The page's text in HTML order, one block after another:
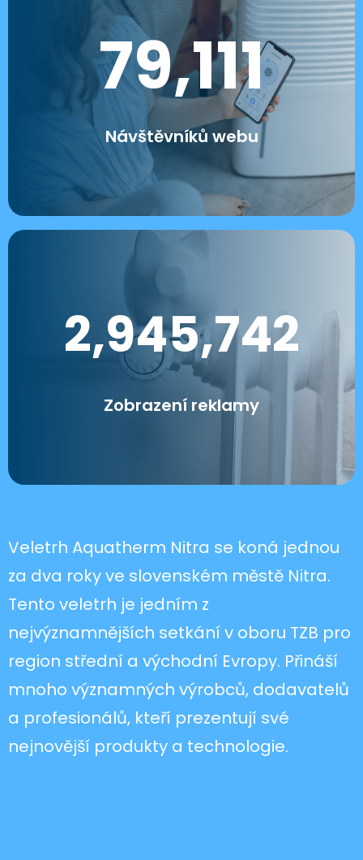
79,111
Návštěvníků webu
2,945,742
Zobrazení reklamy
O projektu
Veletrh Aquatherm Nitra se koná jednou
za dva roky ve slovenském městě Nitra.
Tento veletrh je jedním z
nejvýznamnějších setkání v oboru TZB pro
region střední a východní Evropy. Přináší
mnoho významných výrobců, dodavatelů
a profesionálů, kteří prezentují své
nejnovější produkty a technologie.